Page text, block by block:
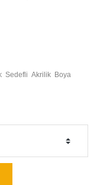
Sedefli Akrilik Boya